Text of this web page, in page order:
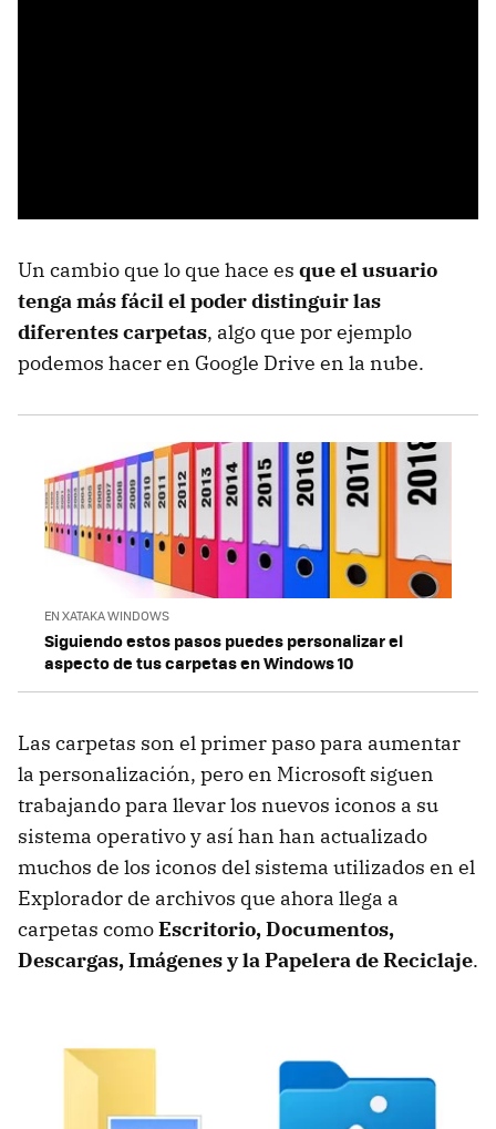
Un cambio que lo que hace es que el usuario
tenga más fácil el poder distinguir las
diferentes carpetas, algo que por ejemplo
podemos hacer en Google Drive en la nube.
EN XATAKA WINDOWS
Siguiendo estos pasos puedes personalizar el
aspecto de tus carpetas en Windows 10
Las carpetas son el primer paso para aumentar
la personalización, pero en Microsoft siguen
trabajando para llevar los nuevos iconos a su
sistema operativo y así han han actualizado
muchos de los iconos del sistema utilizados en el
Explorador de archivos que ahora llega a
carpetas comoEscritorio, Documentos,
Descargas, Imágenes y la Papelera de Reciclaje.